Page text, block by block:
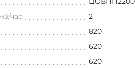
час
2
820
620
620